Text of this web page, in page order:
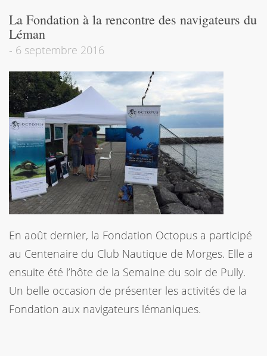
La Fondation à la rencontre des navigateurs du
Léman
- 6 septembre 2016
En août dernier, la Fondation Octopus a participé
au Centenaire du Club Nautique de Morges. Elle a
ensuite été l’hôte de la Semaine du soir de Pully.
Un belle occasion de présenter les activités de la
Fondation aux navigateurs lémaniques.